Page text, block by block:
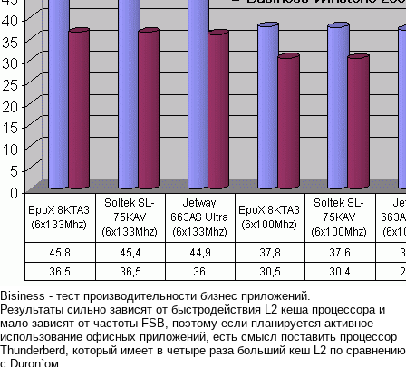
Bisiness - тест производительности бизнес приложений.
Результаты сильно зависят от быстродействия L2 кеша процессора и
мало зависят от частоты FSB, поэтому если планируется активное
использование офисных приложений, есть смысл поставить процессор
Thunderberd, который имеет в четыре раза больший кеш L2 по сравнению
с Duron`ом.